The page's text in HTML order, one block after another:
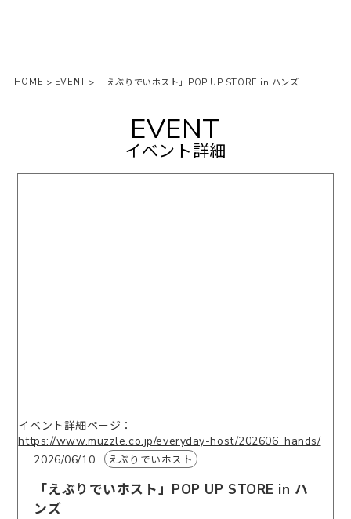
HOME > EVENT > 「えぶりでいホスト」POP UP STORE in ハンズ
EVENT
イベント詳細
イベント詳細ページ：
https://www.muzzle.co.jp/everyday-host/202606_hands/
2026/06/10
えぶりでいホスト
「えぶりでいホスト」POP UP STORE in ハ
ンズ